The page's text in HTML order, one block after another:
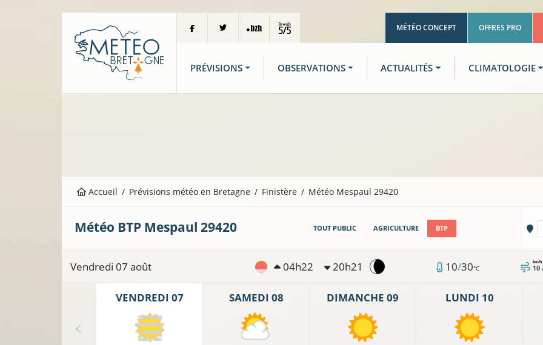
MÉTÉO CONCEPT OFFRES PRO
PRÉVISIONS OBSERVATIONS ACTUALITÉS CLIMATOLOGIE
Accueil Prévisions météo en Bretagne Finistère Météo Mespaul 29420
Météo BTP Mespaul 29420 TOUT PUBLIC AGRICULTURE BTP
Vendredi 07 août 04h22 20h21 10/30°C
km/h
VENDREDI 07 SAMEDI 08 DIMANCHE 09 LUNDI 10